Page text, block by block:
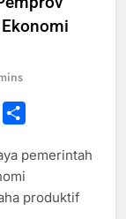
Copy
pemerintah
produktif